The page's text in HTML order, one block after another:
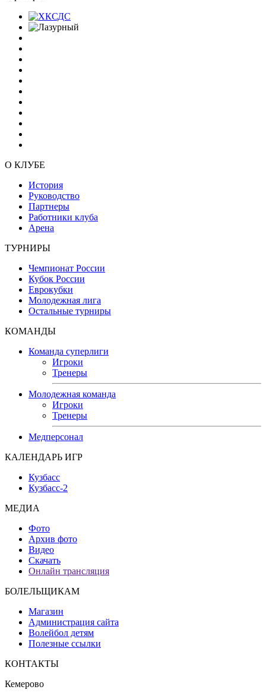
О КЛУБЕ
История
Руководство
Партнеры
Работники клуба
Арена
ТУРНИРЫ
Чемпионат России
Кубок России
Еврокубки
Молодежная лига
Остальные турниры
КОМАНДЫ
Команда суперлиги
Игроки
Тренеры
Молодежная команда
Игроки
Тренеры
Медперсонал
КАЛЕНДАРЬ ИГР
Кузбасс
Кузбасс-2
МЕДИА
Фото
Архив фото
Видео
Скачать
Онлайн трансляция
БОЛЕЛЬЩИКАМ
Магазин
Администрация сайта
Волейбол детям
Полезные ссылки
КОНТАКТЫ
Кемерово